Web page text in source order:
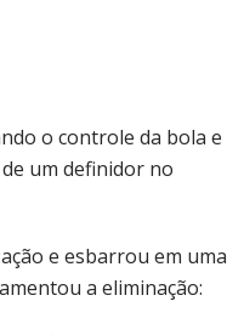
o controle da bola e
um definidor no
e esbarrou em uma
a eliminação: